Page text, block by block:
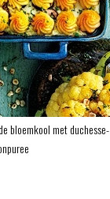
bloemkool met duchesse-